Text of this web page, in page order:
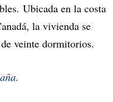
Ubicada en la costa
la vivienda se
veinte dormitorios.